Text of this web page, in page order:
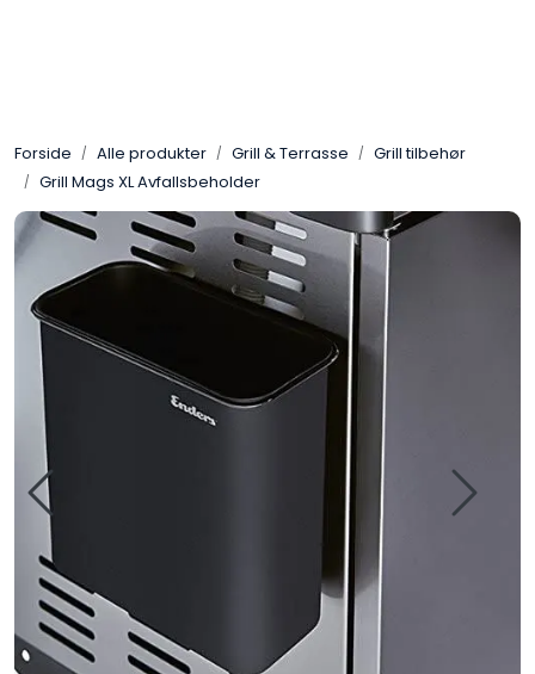
Forside Alle produkter Grill & Terrasse
Grill tilbehør
Grill Mags XL Avfallsbeholder
Koblingsmatriell
Regulatorer
Terrassevarmere
Marine & Caravan
Alarm/Sikkerhet
Oppvarming
Verktøy for tak
Artikler